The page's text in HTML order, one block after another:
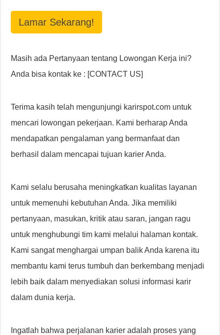
Lamar Sekarang!
Masih ada Pertanyaan tentang Lowongan Kerja ini?
Anda bisa kontak ke : [CONTACT US]
Terima kasih telah mengunjungi karirspot.com untuk
mencari lowongan pekerjaan. Kami berharap Anda
mendapatkan pengalaman yang bermanfaat dan
berhasil dalam mencapai tujuan karier Anda.
Kami selalu berusaha meningkatkan kualitas layanan
untuk memenuhi kebutuhan Anda. Jika memiliki
pertanyaan, masukan, kritik atau saran, jangan ragu
untuk menghubungi tim kami melalui halaman kontak.
Kami sangat menghargai umpan balik Anda karena itu
membantu kami terus tumbuh dan berkembang menjadi
lebih baik dalam menyediakan solusi informasi karir
dalam dunia kerja.
Ingatlah bahwa perjalanan karier adalah proses yang